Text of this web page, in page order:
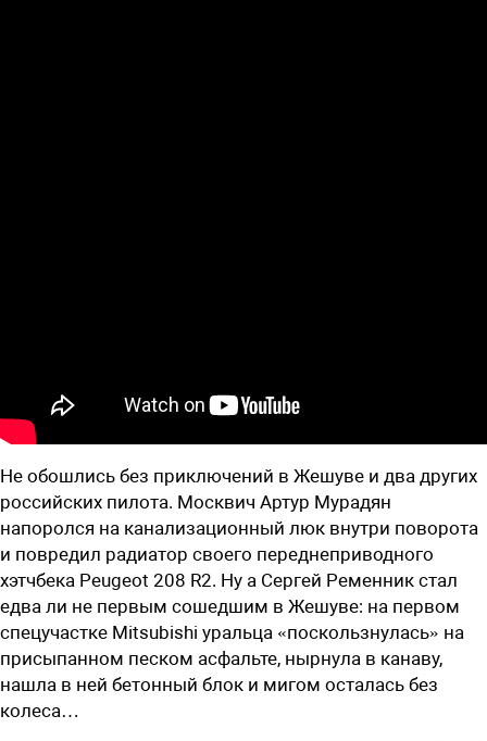
Не обошлись без приключений в Жешуве и два других
российских пилота. Москвич Артур Мурадян
напоролся на канализационный люк внутри поворота
и повредил радиатор своего переднеприводного
хэтчбека Peugeot 208 R2. Ну а Сергей Ременник стал
едва ли не первым сошедшим в Жешуве: на первом
спецучастке Mitsubishi уральца «поскользнулась» на
присыпанном песком асфальте, нырнула в канаву,
нашла в ней бетонный блок и мигом осталась без
колеса…